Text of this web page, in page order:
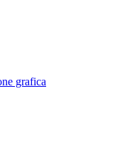
grafica